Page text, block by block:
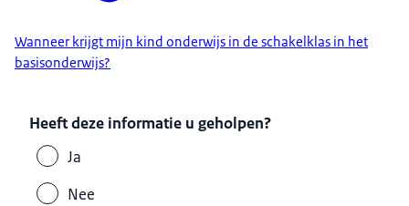
Wanneer krijgt mijn kind onderwijs in de schakelklas in het
basisonderwijs?
Heeft deze informatie u geholpen?
Ja
Nee